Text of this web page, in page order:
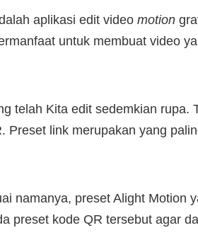
aplikasi edit video motion
untuk membuat video
telah Kita edit sedemkian rupa.
Preset link merupakan yang
namanya, preset Alight Motion
preset kode QR tersebut agar